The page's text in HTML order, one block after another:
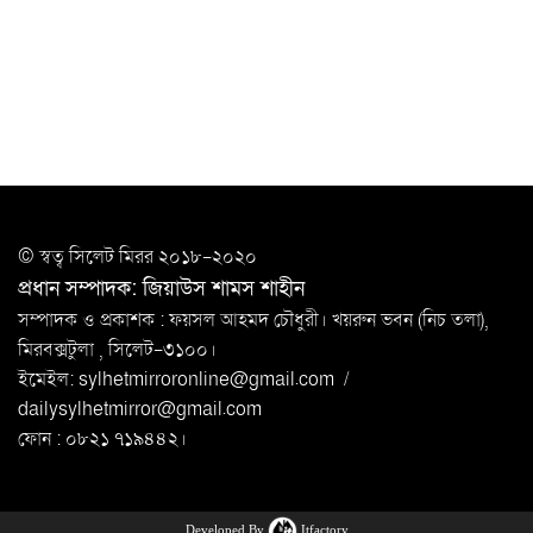
মানববন্ধন
রপ্তানি বৃদ্ধিতে ক্ষুদ্র উদ্যোক্তাদের মেলা বুথ ভাড়া মওকুফ :
বাণিজ্যমন্ত্রী
মুক্তাদির-আরিফসহ ১৮ মন্ত্রীর পুলিশ এসকর্ট
প্রত্যাহার
© স্বত্ব সি‌লেট মিরর ২০১৮-২০২০
প্রধান সম্পাদক: জিয়াউস শামস শাহীন
সম্পাদক ও প্রকাশক : ফয়সল আহমদ চৌধুরী। খয়রুন ভবন (নিচ তলা),
মিরবক্সটুলা ,সি‌লেট-৩১০০।
ইমেইল:sylhetmirroronline@gmail.com /
dailysylhetmirror@gmail.com
ফোন : ০৮২১ ৭১৯৪৪২।
Developed By Itfactory